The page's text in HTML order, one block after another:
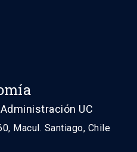
UC
Macul. Santiago, Chile